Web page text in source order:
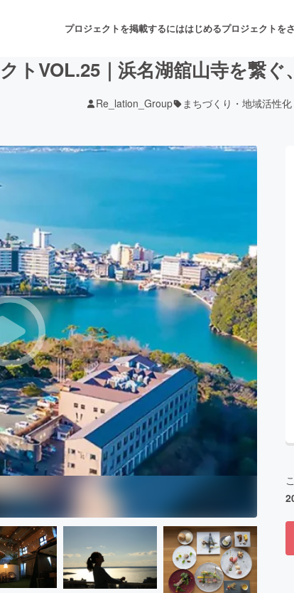
プロジェクトを掲載するにははじめるプロジェクトを
舞台・パフ
フード・飲
書籍・雑誌出版 アニメ・漫画
チャレンジ ビューティ
CAMPFIRE for Social GoodCAMPFIRE Creation
CAMPFIREふるさと納税machi-yaコミュニティ
トVOL.25｜浜名湖舘山寺を繋ぐ
Re_lation_Group まちづくり・地域活性化